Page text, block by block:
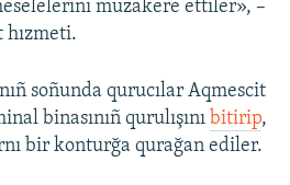
muzakere ettiler», –
hızmeti.
soñunda qurucılar Aqmescit
binasınıñ qurulışını bitirip,
bir konturğa qurağan ediler.